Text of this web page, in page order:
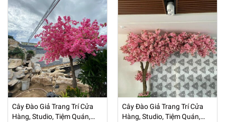
Cây Đào Giả Trang Trí Cửa
Hàng, Studio, Tiệm Quán,
Cây Đào Giả Trang Trí Cửa
Hàng, Studio, Tiệm Quán,